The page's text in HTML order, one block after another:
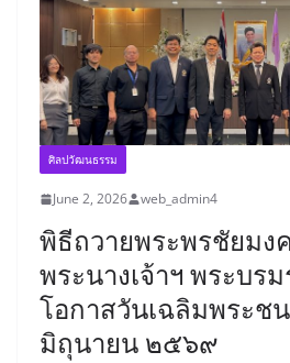
ศิลปวัฒนธรรม
June 2, 2026 web_admin4
พิธีถวายพระพรชัยมง
พระนางเจ้าฯ พระบร
โอกาสวันเฉลิมพระช
มิถุนายน ๒๕๖๙